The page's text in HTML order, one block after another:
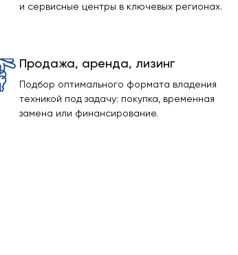
и сервисные центры в ключевых регионах.
Продажа, аренда, лизинг
Подбор оптимального формата владения
техникой под задачу: покупка, временная
замена или финансирование.